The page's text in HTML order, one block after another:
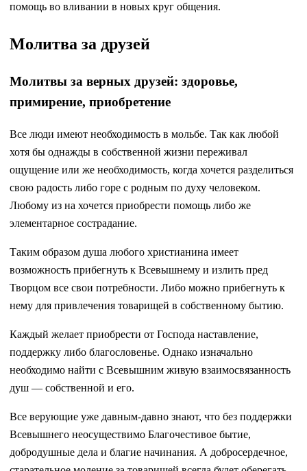
помощь во вливании в новых круг общения.
Молитва за друзей
Молитвы за верных друзей: здоровье,
примирение, приобретение
Все люди имеют необходимость в мольбе. Так как любой
хотя бы однажды в собственной жизни переживал
ощущение или же необходимость, когда хочется разделиться
свою радость либо горе с родным по духу человеком.
Любому из на хочется приобрести помощь либо же
элементарное сострадание.
Таким образом душа любого христианина имеет
возможность прибегнуть к Всевышнему и излить пред
Творцом все свои потребности. Либо можно прибегнуть к
нему для привлечения товарищей в собственному бытию.
Каждый желает приобрести от Господа наставление,
поддержку либо благословенье. Однако изначально
необходимо найти с Всевышним живую взаимосвязанность
душ — собственной и его.
Все верующие уже давным-давно знают, что без поддержки
Всевышнего неосуществимо Благочестивое бытие,
добродушные дела и благие начинания. А добросердечное,